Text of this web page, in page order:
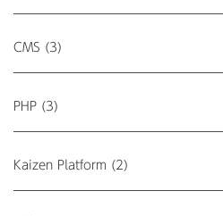
CMS (3)
PHP (3)
Kaizen Platform (2)